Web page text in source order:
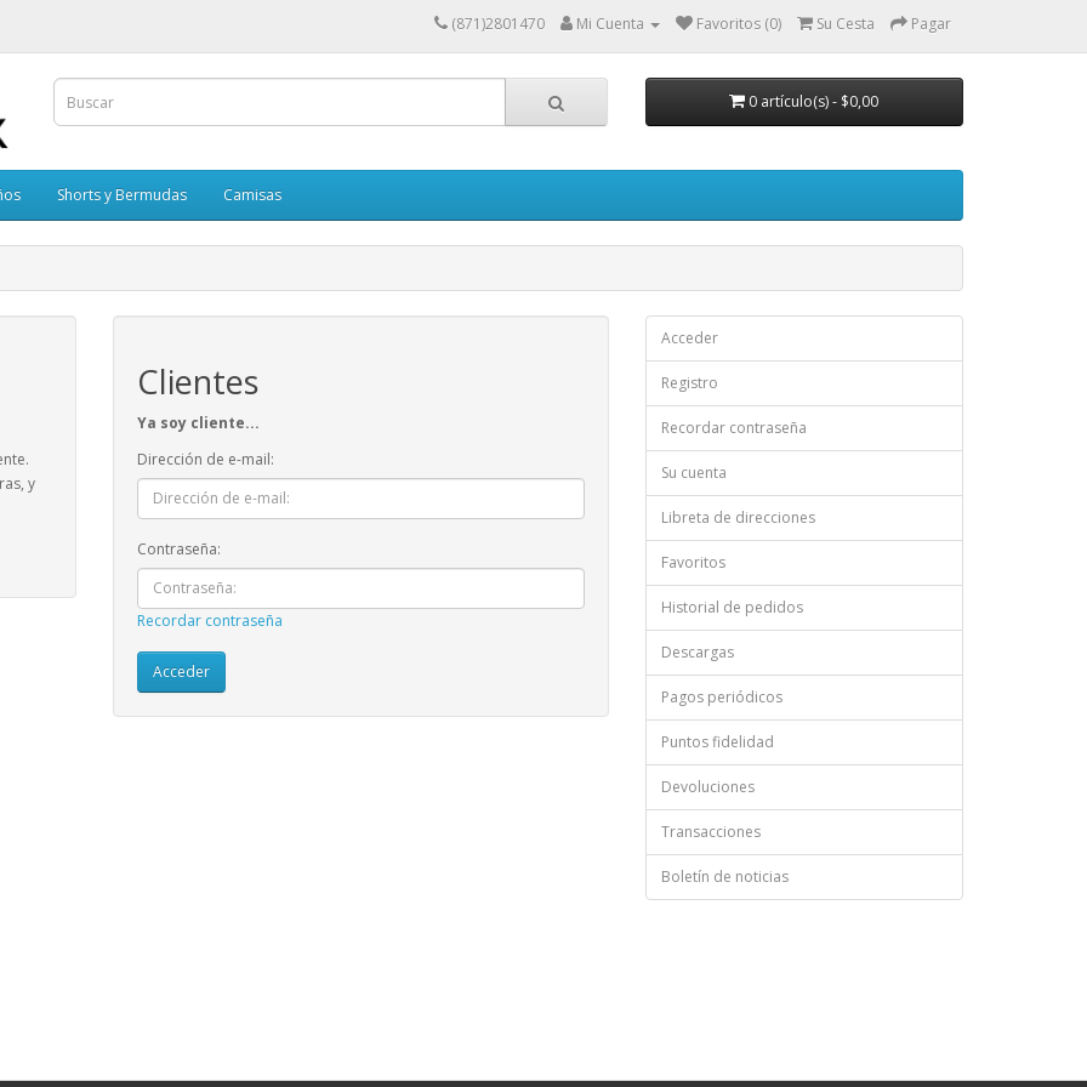
(871)2801470 Mi Cuenta Favoritos (0) Su Cesta Pagar
0 artículo(s) - $0,00
Shorts y Bermudas Camisas
y
Clientes
Ya soy cliente...
Dirección de e-mail:
Contraseña:
Recordar contraseña
Acceder
Registro
Recordar contraseña
Su cuenta
Libreta de direcciones
Favoritos
Historial de pedidos
Descargas
Pagos periódicos
Puntos fidelidad
Devoluciones
Transacciones
Boletín de noticias